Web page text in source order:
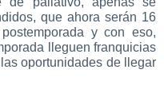
que ahora serán 16
y con eso,
lleguen franquicias
oportunidades de llegar